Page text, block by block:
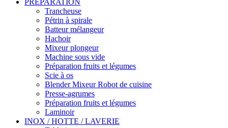
PREPARATION
Trancheuse
Pétrin à spirale
Batteur mélangeur
Hachoir
Mixeur plongeur
Machine sous vide
Préparation fruits et légumes
Scie à os
Blender Mixeur Robot de cuisine
Presse-agrumes
Préparation fruits et légumes
Laminoir
INOX / HOTTE / LAVERIE